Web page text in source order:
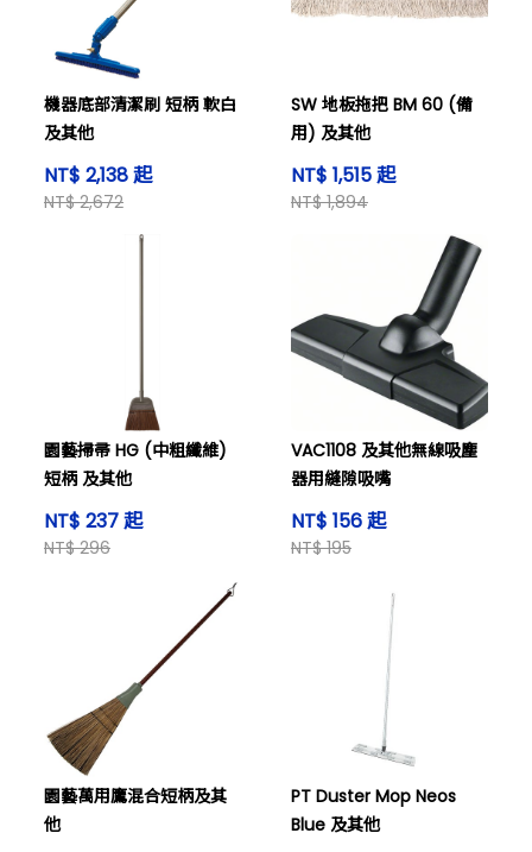
機器底部清潔刷 短柄 軟白
及其他
NT$ 2,138 起
NT$ 2,672
SW 地板拖把 BM 60 (備
用) 及其他
NT$ 1,515 起
NT$ 1,894
園藝掃帚 HG (中粗纖維)
短柄 及其他
NT$ 237 起
NT$ 296
VAC1108 及其他無線吸塵
器用縫隙吸嘴
NT$ 156 起
NT$ 195
園藝萬用鷹混合短柄及其
他
PT Duster Mop Neos
Blue 及其他